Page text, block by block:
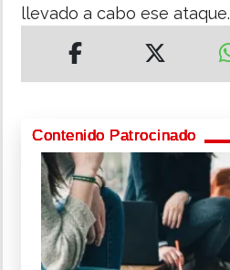
llevado a cabo ese ataque.
Contenido Patrocinado